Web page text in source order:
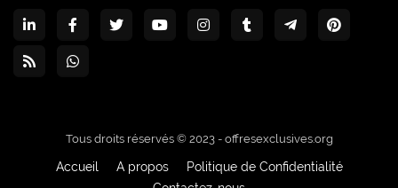
Tous droits réservés © 2023 - offresexclusives.org
Accueil A propos
Politique de Confidentialité